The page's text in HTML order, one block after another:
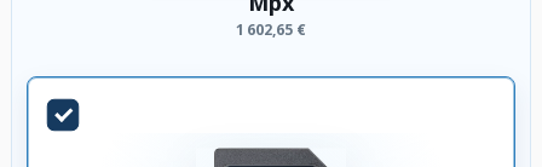
1 602,65 €